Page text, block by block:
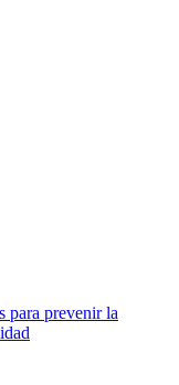
para prevenir la